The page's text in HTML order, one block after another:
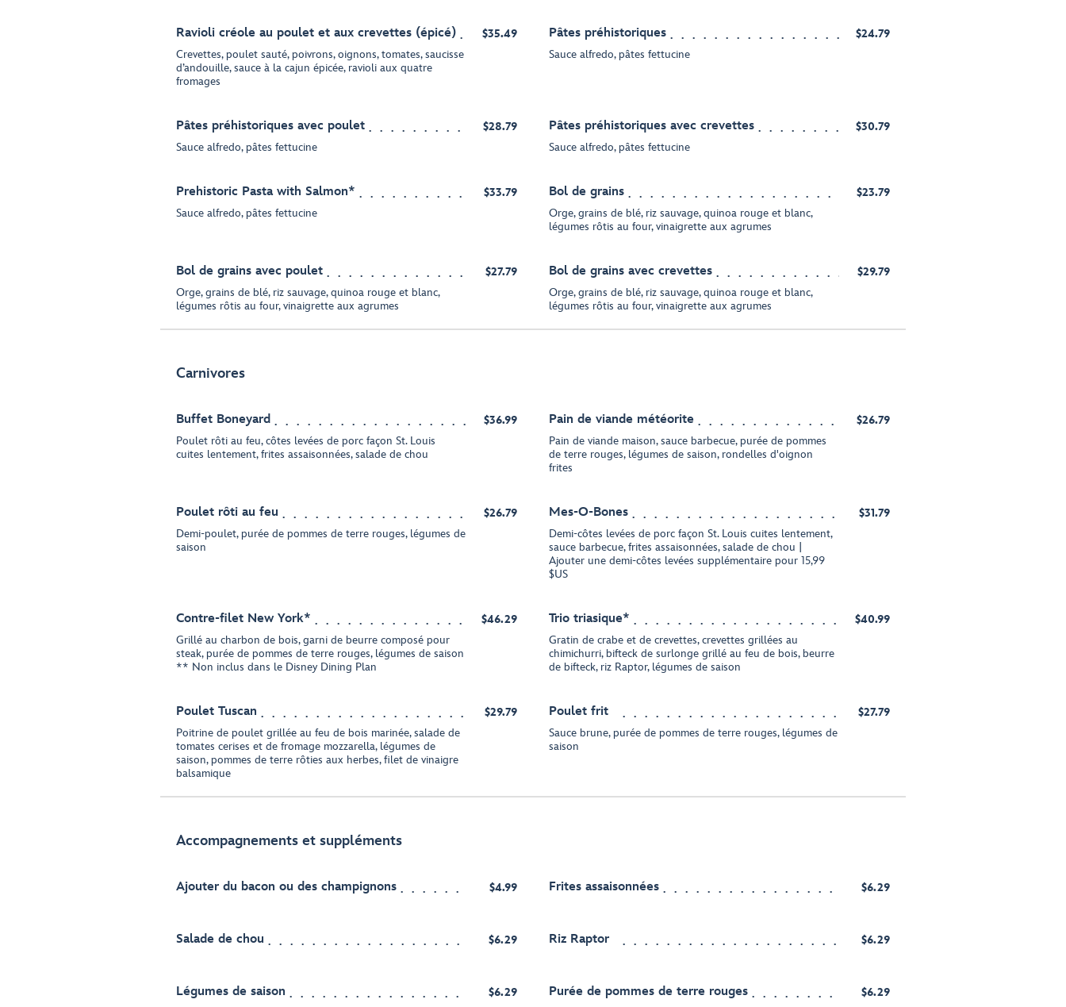
Ravioli créole au poulet et aux crevettes (épicé)
Crevettes, poulet sauté, poivrons, oignons, tomates, saucisse
d’andouille, sauce à la cajun épicée, ravioli aux quatre
fromages
$35.49 Pâtes préhistoriques
Sauce alfredo, pâtes fettucine
$24.79
Pâtes préhistoriques avec poulet
Sauce alfredo, pâtes fettucine
$28.79 Pâtes préhistoriques avec crevettes
Sauce alfredo, pâtes fettucine
$30.79
Prehistoric Pasta with Salmon*
Sauce alfredo, pâtes fettucine
$33.79 Bol de grains
Orge, grains de blé, riz sauvage, quinoa rouge et blanc,
légumes rôtis au four, vinaigrette aux agrumes
$23.79
Bol de grains avec poulet
Orge, grains de blé, riz sauvage, quinoa rouge et blanc,
légumes rôtis au four, vinaigrette aux agrumes
$27.79 Bol de grains avec crevettes
Orge, grains de blé, riz sauvage, quinoa rouge et blanc,
légumes rôtis au four, vinaigrette aux agrumes
$29.79
Carnivores
Buffet Boneyard
Poulet rôti au feu, côtes levées de porc façon St. Louis
cuites lentement, frites assaisonnées, salade de chou
$36.99 Pain de viande météorite
Pain de viande maison, sauce barbecue, purée de pommes
de terre rouges, légumes de saison, rondelles d'oignon
frites
$26.79
Poulet rôti au feu
Demi-poulet, purée de pommes de terre rouges, légumes de
saison
$26.79 Mes-O-Bones
Demi-côtes levées de porc façon St. Louis cuites lentement,
sauce barbecue, frites assaisonnées, salade de chou |
Ajouter une demi-côtes levées supplémentaire pour 15,99
$US
$31.79
Contre-filet New York*
Grillé au charbon de bois, garni de beurre composé pour
steak, purée de pommes de terre rouges, légumes de saison
** Non inclus dans le Disney Dining Plan
$46.29 Trio triasique*
Gratin de crabe et de crevettes, crevettes grillées au
chimichurri, bifteck de surlonge grillé au feu de bois, beurre
de bifteck, riz Raptor, légumes de saison
$40.99
Poulet Tuscan
Poitrine de poulet grillée au feu de bois marinée, salade de
tomates cerises et de fromage mozzarella, légumes de
saison, pommes de terre rôties aux herbes, filet de vinaigre
balsamique
$29.79 Poulet frit
Sauce brune, purée de pommes de terre rouges, légumes de
saison
$27.79
Accompagnements et suppléments
Ajouter du bacon ou des champignons $4.99 Frites assaisonnées $6.29
Salade de chou $6.29 Riz Raptor $6.29
Légumes de saison $6.29 Purée de pommes de terre rouges $6.29